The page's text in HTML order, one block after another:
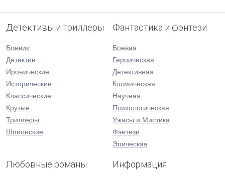
Детективы и триллеры
Боевик
Детектив
Иронические
Исторические
Классические
Крутые
Триллеры
Шпионские
Фантастика и фэнтези
Боевая
Героическая
Детективная
Космическая
Научная
Психологическая
Ужасы и Мистика
Фэнтези
Эпическая
Любовные романы Информация